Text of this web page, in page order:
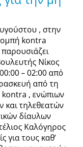
, στην
kontra
Νίκος
– 02:00 από
από τη
, ενώπιων
και τηλεθεατών
δίαυλων
Καλόγηρος
για τους καθ’